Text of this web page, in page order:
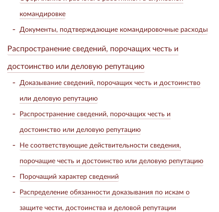
командировке
Документы, подтверждающие командировочные расходы
Распространение сведений, порочащих честь и
достоинство или деловую репутацию
Доказывание сведений, порочащих честь и достоинство
или деловую репутацию
Распространение сведений, порочащих честь и
достоинство или деловую репутацию
Не соответствующие действительности сведения,
порочащие честь и достоинство или деловую репутацию
Порочащий характер сведений
Распределение обязанности доказывания по искам о
защите чести, достоинства и деловой репутации